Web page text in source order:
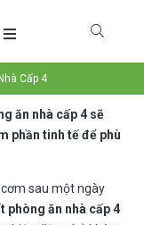
Cấp 4
ăn nhà cấp 4 sẽ
phần tinh tế để phù
sau một ngày
phòng ăn nhà cấp 4